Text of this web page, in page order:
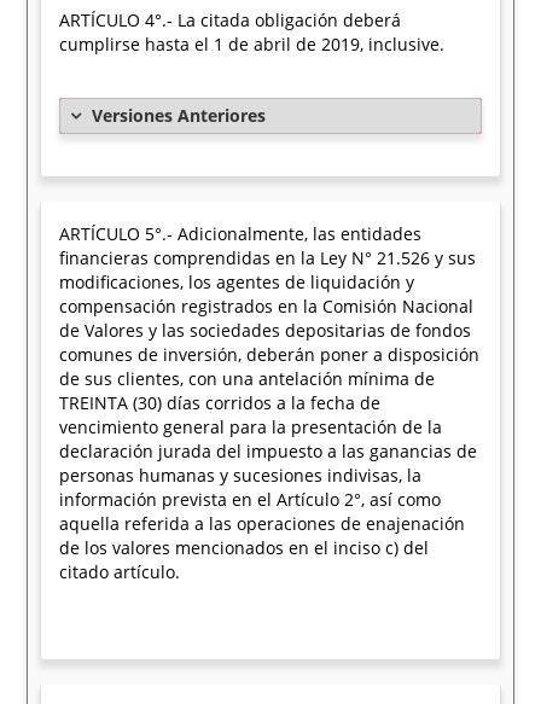
ARTÍCULO 4°.- La citada obligación deberá
cumplirse hasta el 1 de abril de 2019, inclusive.
Versiones Anteriores
ARTÍCULO 5°.- Adicionalmente, las entidades
financieras comprendidas en la Ley N° 21.526 y sus
modificaciones, los agentes de liquidación y
compensación registrados en la Comisión Nacional
de Valores y las sociedades depositarias de fondos
comunes de inversión, deberán poner a disposición
de sus clientes, con una antelación mínima de
TREINTA (30) días corridos a la fecha de
vencimiento general para la presentación de la
declaración jurada del impuesto a las ganancias de
personas humanas y sucesiones indivisas, la
información prevista en el Artículo 2°, así como
aquella referida a las operaciones de enajenación
de los valores mencionados en el inciso c) del
citado artículo.